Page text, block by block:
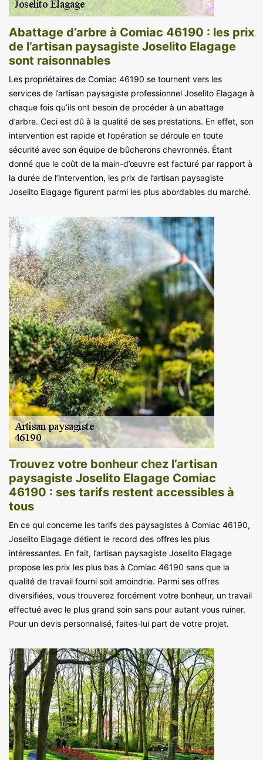
Abattage d’arbre à Comiac 46190 : les prix
de l’artisan paysagiste Joselito Elagage
sont raisonnables
Les propriétaires de Comiac 46190 se tournent vers les
services de l’artisan paysagiste professionnel Joselito Elagage à
chaque fois qu’ils ont besoin de procéder à un abattage
d’arbre. Ceci est dû à la qualité de ses prestations. En effet, son
intervention est rapide et l’opération se déroule en toute
sécurité avec son équipe de bûcherons chevronnés. Étant
donné que le coût de la main-d’œuvre est facturé par rapport à
la durée de l’intervention, les prix de l’artisan paysagiste
Joselito Elagage figurent parmi les plus abordables du marché.
Trouvez votre bonheur chez l’artisan
paysagiste Joselito Elagage Comiac
46190 : ses tarifs restent accessibles à
tous
En ce qui concerne les tarifs des paysagistes à Comiac 46190,
Joselito Elagage détient le record des offres les plus
intéressantes. En fait, l’artisan paysagiste Joselito Elagage
propose les prix les plus bas à Comiac 46190 sans que la
qualité de travail fourni soit amoindrie. Parmi ses offres
diversifiées, vous trouverez forcément votre bonheur, un travail
effectué avec le plus grand soin sans pour autant vous ruiner.
Pour un devis personnalisé, faites-lui part de votre projet.